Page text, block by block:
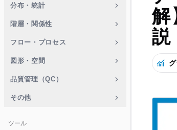
分布・統計
階層・関係性
フロー・プロセス
図形・空間
品質管理（QC）
その他
ツール
解
説